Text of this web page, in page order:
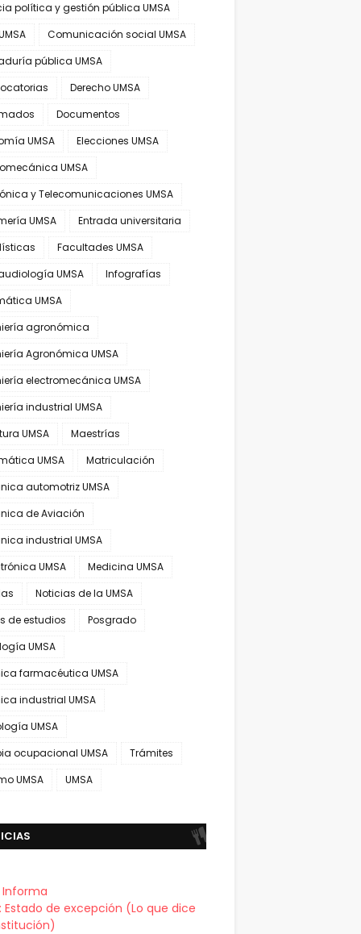
política y gestión pública UMSA
Comunicación social UMSA
pública UMSA
Derecho UMSA
Documentos
UMSA
Elecciones UMSA
UMSA
y Telecomunicaciones UMSA
UMSA
Entrada universitaria
Facultades UMSA
UMSA
Infografías
UMSA
agronómica
Agronómica UMSA
electromecánica UMSA
industrial UMSA
UMSA
Maestrías
UMSA
Matriculación
automotriz UMSA
de Aviación
industrial UMSA
UMSA
Medicina UMSA
Noticias de la UMSA
de estudios
Posgrado
UMSA
farmacéutica UMSA
industrial UMSA
UMSA
ocupacional UMSA
Trámites
UMSA
UMSA
Informa
Estado de excepción (Lo que dice